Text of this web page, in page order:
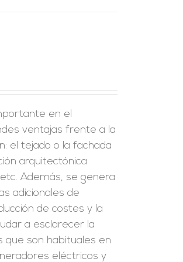
en el
ventajas frente a la
el tejado o la fachada
arquitectónica
Además, se genera
adicionales de
de costes y la
a esclarecer la
que son habituales en
eléctricos y